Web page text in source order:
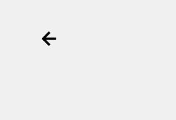
Ga terug